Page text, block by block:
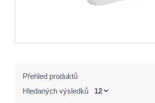
Přehled produktů
Hledaných výsledků